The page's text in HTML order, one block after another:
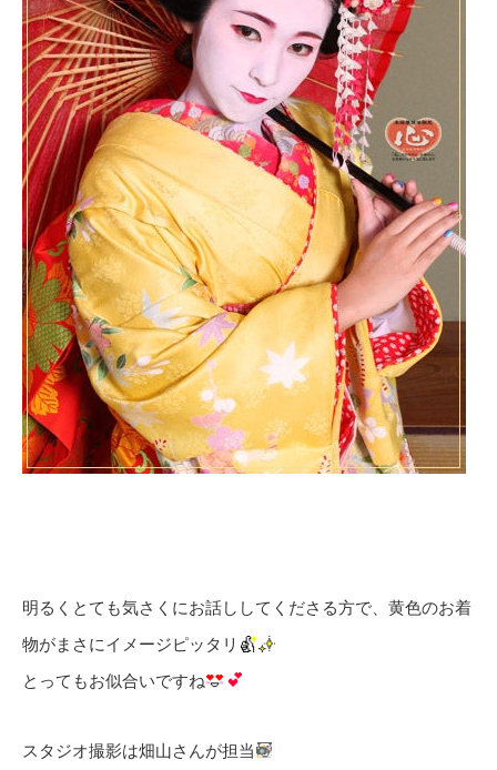
明るくとても気さくにお話ししてくださる方で、黄色のお着
物がまさにイメージピッタリ
とってもお似合いですね
スタジオ撮影は畑山さんが担当